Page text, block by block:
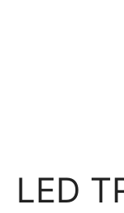
LED